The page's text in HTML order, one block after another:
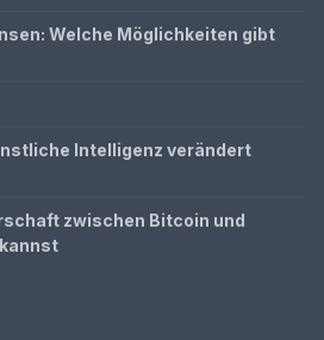
Welche Möglichkeiten gibt
Intelligenz verändert
zwischen Bitcoin und